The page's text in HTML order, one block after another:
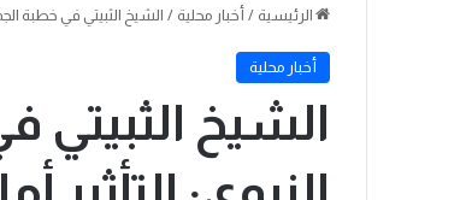
الرئيسية / أخبار محلية / الشيخ الثبيتي في خطبة
أخبار محلية
الشيخ